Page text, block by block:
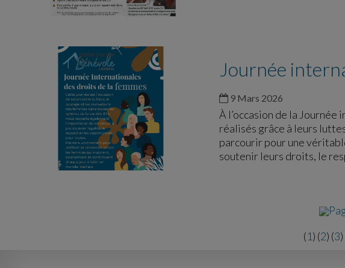
Journée
9 Mars 2026
À l’occasion de la
réalisés grâce à leurs
parcourir pour une
soutenir leurs droits, le
(1) (2) (3)